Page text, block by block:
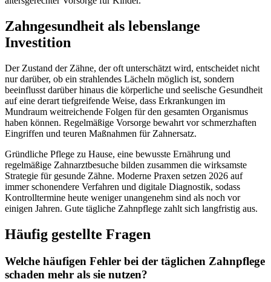
Zahngesundheit als lebenslange
Investition
Der Zustand der Zähne, der oft unterschätzt wird, entscheidet nicht
nur darüber, ob ein strahlendes Lächeln möglich ist, sondern
beeinflusst darüber hinaus die körperliche und seelische Gesundheit
auf eine derart tiefgreifende Weise, dass Erkrankungen im
Mundraum weitreichende Folgen für den gesamten Organismus
haben können. Regelmäßige Vorsorge bewahrt vor schmerzhaften
Eingriffen und teuren Maßnahmen für Zahnersatz.
Gründliche Pflege zu Hause, eine bewusste Ernährung und
regelmäßige Zahnarztbesuche bilden zusammen die wirksamste
Strategie für gesunde Zähne. Moderne Praxen setzen 2026 auf
immer schonendere Verfahren und digitale Diagnostik, sodass
Kontrolltermine heute weniger unangenehm sind als noch vor
einigen Jahren. Gute tägliche Zahnpflege zahlt sich langfristig aus.
Häufig gestellte Fragen
Welche häufigen Fehler bei der täglichen Zahnpflege
schaden mehr als sie nutzen?